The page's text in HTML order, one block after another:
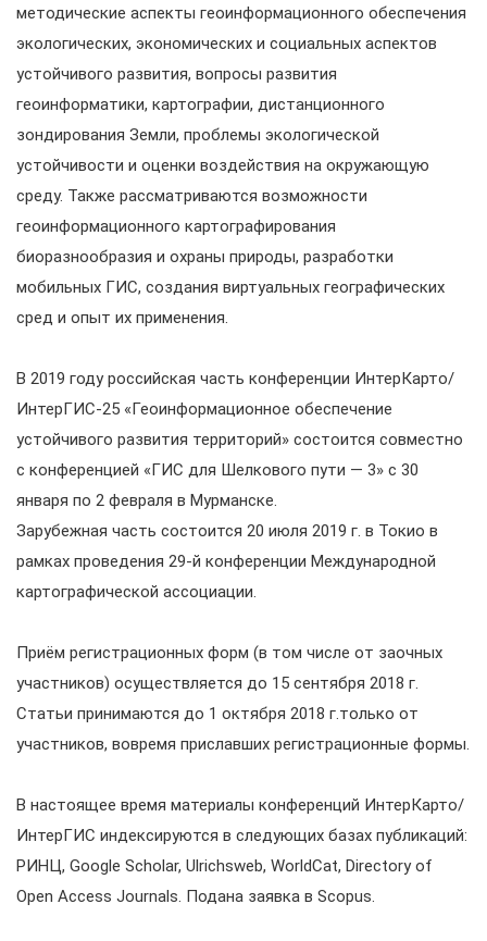
методические аспекты геоинформационного обеспечения
экологических, экономических и социальных аспектов
устойчивого развития, вопросы развития
геоинформатики, картографии, дистанционного
зондирования Земли, проблемы экологической
устойчивости и оценки воздействия на окружающую
среду. Также рассматриваются возможности
геоинформационного картографирования
биоразнообразия и охраны природы, разработки
мобильных ГИС, создания виртуальных географических
сред и опыт их применения.
В 2019 году российская часть конференции ИнтерКарто/
ИнтерГИС-25 «Геоинформационное обеспечение
устойчивого развития территорий» состоится совместно
с конференцией «ГИС для Шелкового пути — 3» с 30
января по 2 февраля в Мурманске.
Зарубежная часть состоится 20 июля 2019 г. в Токио в
рамках проведения 29-й конференции Международной
картографической ассоциации.
Приём регистрационных форм (в том числе от заочных
участников) осуществляется до 15 сентября 2018 г.
Статьи принимаются до 1 октября 2018 г.только от
участников, вовремя приславших регистрационные формы.
В настоящее время материалы конференций ИнтерКарто/
ИнтерГИС индексируются в следующих базах публикаций:
РИНЦ, Google Scholar, Ulrichsweb, WorldСat, Directory of
Open Access Journals. Подана заявка в Scopus.